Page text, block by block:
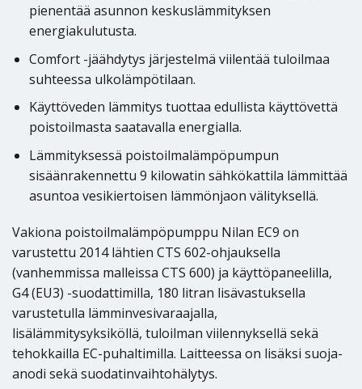
pienentää asunnon keskuslämmityksen
energiakulutusta.
Comfort -jäähdytys järjestelmä viilentää tuloilmaa
suhteessa ulkolämpötilaan.
Käyttöveden lämmitys tuottaa edullista käyttövettä
poistoilmasta saatavalla energialla.
Lämmityksessä poistoilmalämpöpumpun
sisäänrakennettu 9 kilowatin sähkökattila lämmittää
asuntoa vesikiertoisen lämmönjaon välityksellä.
Vakiona poistoilmalämpöpumppu Nilan EC9 on
varustettu 2014 lähtien CTS 602-ohjauksella
(vanhemmissa malleissa CTS 600) ja käyttöpaneelilla,
G4 (EU3) -suodattimilla, 180 litran lisävastuksella
varustetulla lämminvesivaraajalla,
lisälämmitysyksiköllä, tuloilman viilennyksellä sekä
tehokkailla EC-puhaltimilla. Laitteessa on lisäksi suoja-
anodi sekä suodatinvaihtohälytys.